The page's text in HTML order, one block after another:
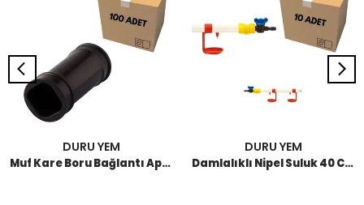
DURU YEM
Muf Kare Boru Bağlantı Aparatı (100 Adet)
DURU YEM
Damlalıklı Nipel Suluk 40 CM (10 Adet)